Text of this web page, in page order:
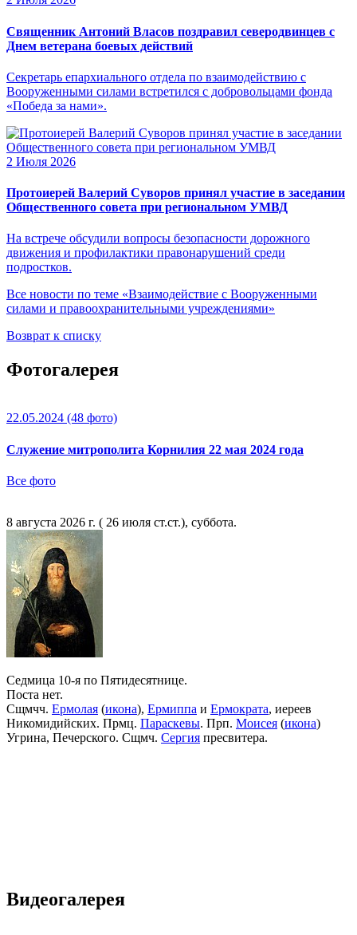
Священник Антоний Власов поздравил северодвинцев с
Днем ветерана боевых действий
Секретарь епархиального отдела по взаимодействию с
Вооруженными силами встретился с добровольцами фонда
«Победа за нами».
2 Июля 2026
Протоиерей Валерий Суворов принял участие в заседании
Общественного совета при региональном УМВД
На встрече обсудили вопросы безопасности дорожного
движения и профилактики правонарушений среди
подростков.
Все новости по теме «Взаимодействие с Вооруженными
силами и правоохранительными учреждениями»
Возврат к списку
Фотогалерея
22.05.2024 (48 фото)
Служение митрополита Корнилия 22 мая 2024 года
Все фото
8 августа 2026 г. ( 26 июля ст.ст.), суббота.
Седмица 10-я по Пятидесятнице.
Поста нет.
Сщмчч. Ермолая (икона), Ермиппа и Ермократа, иереев
Никомидийских. Прмц. Параскевы. Прп. Моисея (икона)
Угрина, Печерского. Сщмч. Сергия пресвитера.
Видеогалерея